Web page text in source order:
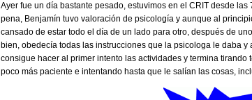
Ayer fue un día bastante pesado, estuvimos en el CRIT desde
pena, Benjamín tuvo valoración de psicología y aunque al
cansado de estar todo el día de un lado para otro, después de
bien, obedecía todas las instrucciones que la psicologa le daba
consigue hacer al primer intento las actividades y termina tirando
poco más paciente e intentando hasta que le salían las cosas,